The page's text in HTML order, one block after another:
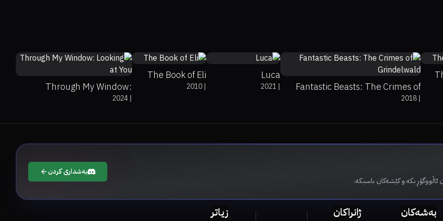
Fantastic Beasts: The Crimes of
Grindelwald
|
2018
Luca
|
2021
The Book of Eli
|
2010
Through My Window:
Looking at You|
2024
ئاڵووگۆڕ بکە و کێشەکان باسبکە.
بەشداری کردن
بەشەکان ژانراکان زیاتر